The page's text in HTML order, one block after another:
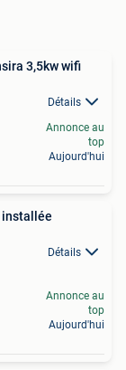
3,5kw wifi
Détails
Annonce au
top
Aujourd'hui
Détails
Annonce au
top
Aujourd'hui